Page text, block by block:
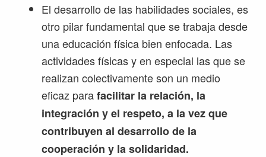
El desarrollo de las habilidades sociales, es
otro pilar fundamental que se trabaja desde
una educación física bien enfocada. Las
actividades físicas y en especial las que se
realizan colectivamente son un medio
eficaz parafacilitar la relación, la
integración y el respeto, a la vez que
contribuyen al desarrollo de la
cooperación y la solidaridad.